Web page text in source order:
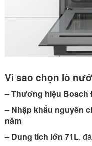
Vì sao chọn lò
– Thương hiệu Bosch
– Nhập khẩu nguyên
năm
– Dung tích lớn 71L,